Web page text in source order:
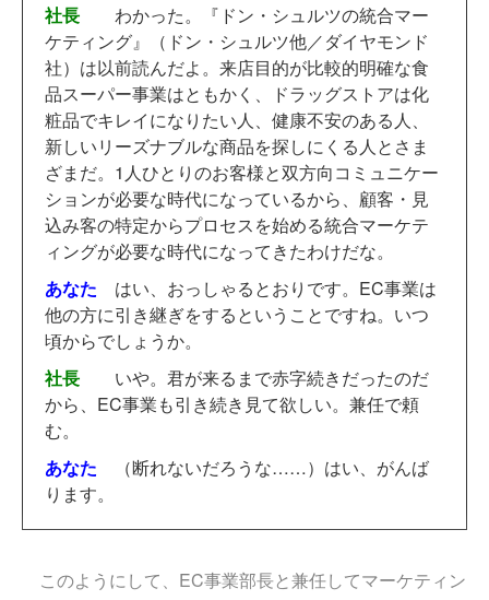
社長
わかった。『ドン・シュルツの統合マー
ケティング』（ドン・シュルツ他／ダイヤモンド
社）は以前読んだよ。来店目的が比較的明確な食
品スーパー事業はともかく、ドラッグストアは化
粧品でキレイになりたい人、健康不安のある人、
新しいリーズナブルな商品を探しにくる人とさま
ざまだ。1人ひとりのお客様と双方向コミュニケー
ションが必要な時代になっているから、顧客・見
込み客の特定からプロセスを始める統合マーケテ
ィングが必要な時代になってきたわけだな。
あなた
はい、おっしゃるとおりです。EC事業は
他の方に引き継ぎをするということですね。いつ
頃からでしょうか。
社長
いや。君が来るまで赤字続きだったのだ
から、EC事業も引き続き見て欲しい。兼任で頼
む。
あなた
（断れないだろうな……）はい、がんば
ります。
このようにして、EC事業部長と兼任してマーケティン